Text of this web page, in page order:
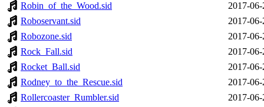
Robin_of_the_Wood.sid
2017-
Roboservant.sid
2017-
Robozone.sid
2017-
Rock_Fall.sid
2017-
Rocket_Ball.sid
2017-
Rodney_to_the_Rescue.sid
2017-
Rollercoaster_Rumbler.sid
2017-